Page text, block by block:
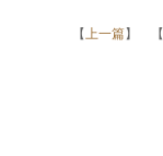
【上一篇】 【